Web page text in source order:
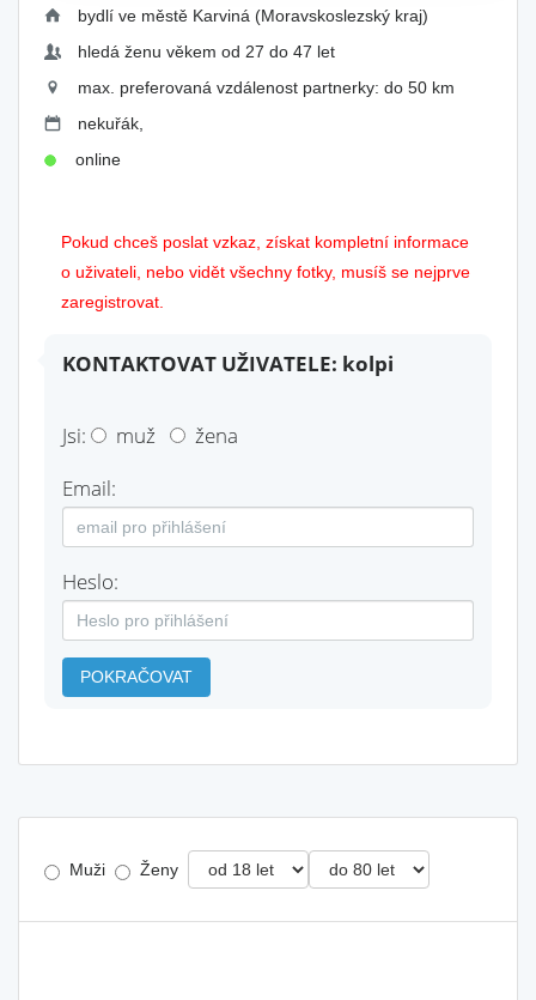
bydlí ve městě Karviná (Moravskoslezský kraj)
hledá ženu věkem od 27 do 47 let
max. preferovaná vzdálenost partnerky: do 50 km
nekuřák,
online
Pokud chceš poslat vzkaz, získat kompletní informace
o uživateli, nebo vidět všechny fotky, musíš se nejprve
zaregistrovat.
KONTAKTOVAT UŽIVATELE: kolpi
Jsi: muž
žena
Email:
Heslo:
POKRAČOVAT
Muži Ženy